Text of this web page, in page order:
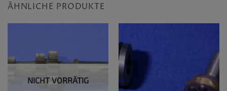
ÄHNLICHE PRODUKTE
NICHT VORRÄTIG